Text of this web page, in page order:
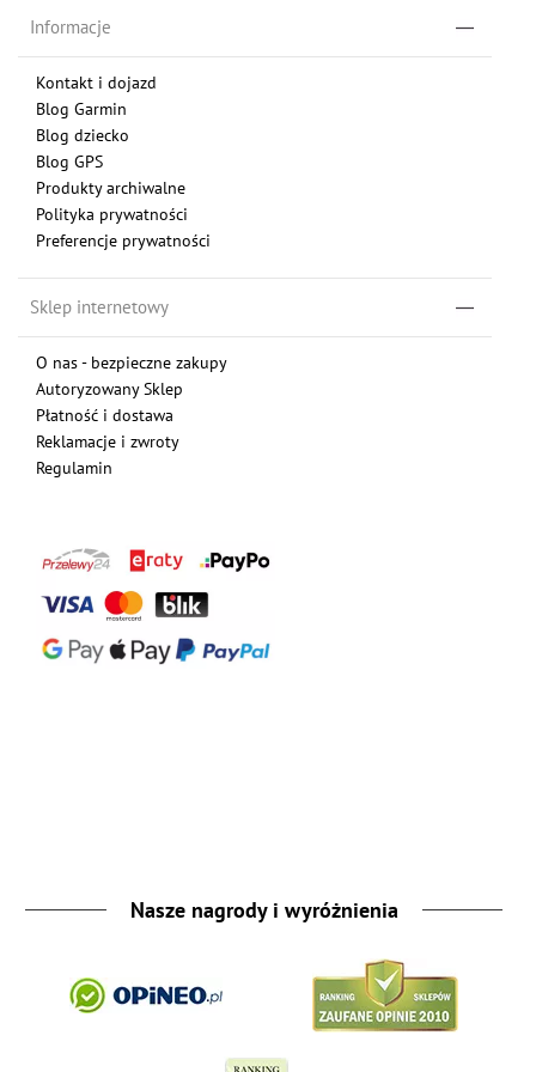
Informacje
Kontakt i dojazd
Blog Garmin
Blog dziecko
Blog GPS
Produkty archiwalne
Polityka prywatności
Preferencje prywatności
Sklep internetowy
O nas - bezpieczne zakupy
Autoryzowany Sklep
Płatność i dostawa
Reklamacje i zwroty
Regulamin
Nasze nagrody i wyróżnienia